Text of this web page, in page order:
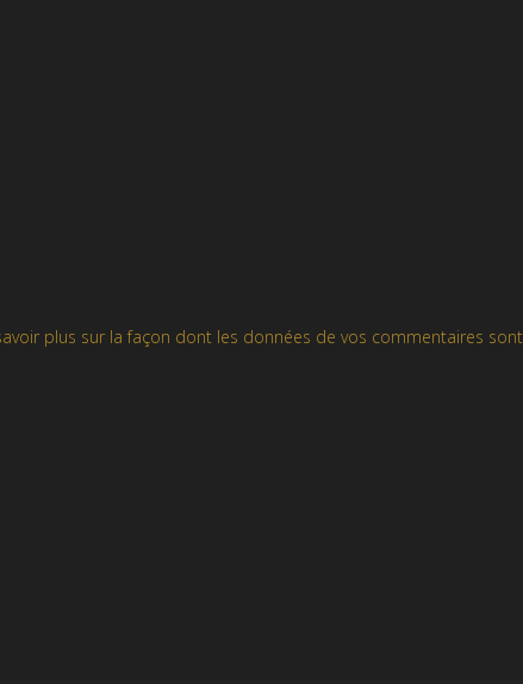
plus sur la façon dont les données de vos commentaires sont